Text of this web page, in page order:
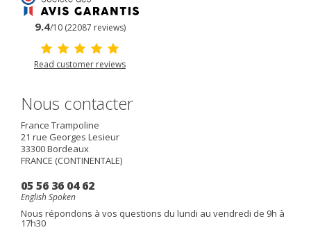
9.4/10 (22087 reviews)
Read customer reviews
Nous contacter
France Trampoline
21 rue Georges Lesieur
33300Bordeaux
FRANCE (CONTINENTALE)
05 56 36 04 62
English Spoken
Nous répondons à vos questions du lundi au vendredi de 9h à
17h30